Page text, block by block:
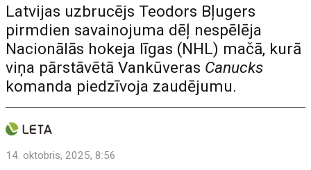
Latvijas uzbrucējs Teodors Bļugers
pirmdien savainojuma dēļ nespēlēja
Nacionālās hokeja līgas (NHL) mačā, kurā
viņa pārstāvētā Vankūveras Canucks
komanda piedzīvoja zaudējumu.
14. oktobris, 2025, 8:56